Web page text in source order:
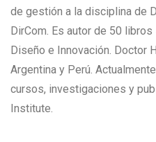
de gestión a la disciplina de
DirCom. Es autor de 50
Diseño e Innovación. Doctor
Argentina y Perú.
cursos, investigaciones y
Institute.